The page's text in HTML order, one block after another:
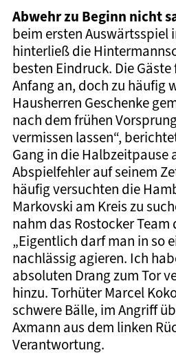
Abwehr zu Beginn nicht
beim ersten Auswärtsspiel
hinterließ die
besten Eindruck. Die
Anfang an, doch zu häufig
Hausherren Geschenke
nach dem frühen
vermissen lassen“,
Gang in die Halbzeitpause
Abspielfehler auf seinem
häufig versuchten die
Markovski am Kreis zu
nahm das Rostocker Team
„Eigentlich darf man in so
nachlässig agieren. Ich
absoluten Drang zum Tor
hinzu. Torhüter Marcel
schwere Bälle, im Angriff
Axmann aus dem linken
Verantwortung.